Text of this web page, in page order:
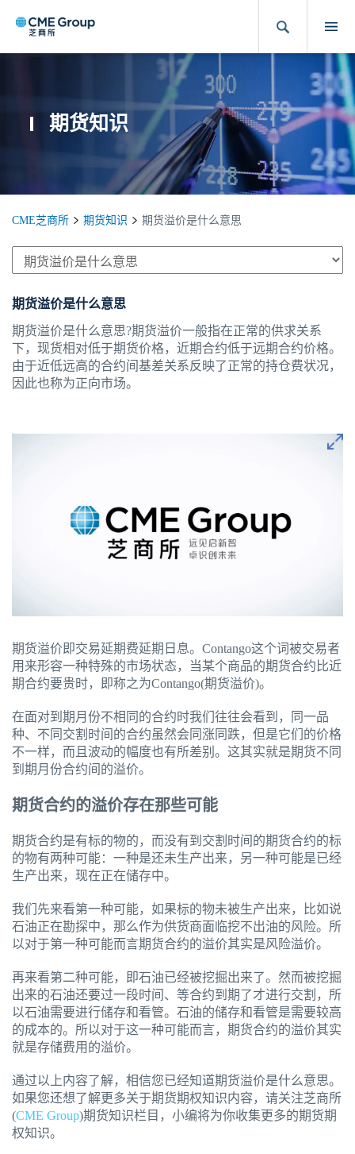
期货知识
CME芝商所 期货知识 期货溢价是什么意思
期货溢价是什么意思
期货溢价是什么意思?期货溢价一般指在正常的供求关系
下，现货相对低于期货价格，近期合约低于远期合约价格。
由于近低远高的合约间基差关系反映了正常的持仓费状况，
因此也称为正向市场。
期货溢价即交易延期费延期日息。Contango这个词被交易者
用来形容一种特殊的市场状态，当某个商品的期货合约比近
期合约要贵时，即称之为Contango(期货溢价)。
在面对到期月份不相同的合约时我们往往会看到，同一品
种、不同交割时间的合约虽然会同涨同跌，但是它们的价格
不一样，而且波动的幅度也有所差别。这其实就是期货不同
到期月份合约间的溢价。
期货合约的溢价存在那些可能
期货合约是有标的物的，而没有到交割时间的期货合约的标
的物有两种可能：一种是还未生产出来，另一种可能是已经
生产出来，现在正在储存中。
我们先来看第一种可能，如果标的物未被生产出来，比如说
石油正在勘探中，那么作为供货商面临挖不出油的风险。所
以对于第一种可能而言期货合约的溢价其实是风险溢价。
再来看第二种可能，即石油已经被挖掘出来了。然而被挖掘
出来的石油还要过一段时间、等合约到期了才进行交割，所
以石油需要进行储存和看管。石油的储存和看管是需要较高
的成本的。所以对于这一种可能而言，期货合约的溢价其实
就是存储费用的溢价。
通过以上内容了解，相信您已经知道期货溢价是什么意思。
如果您还想了解更多关于期货期权知识内容，请关注芝商所
(CME Group)期货知识栏目，小编将为你收集更多的期货期
权知识。